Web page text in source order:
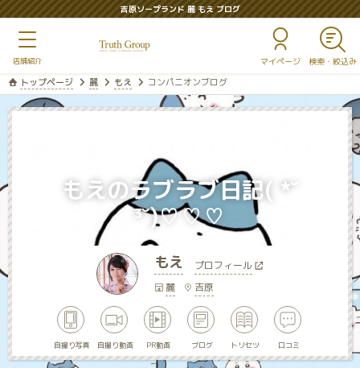
吉原ソープランド 麗 もえ ブログ
マイページ
トップページ 麗 もえ コンパニオンブログ
もえ
プロフィール
麗
吉原
自撮り写真 自撮り動画 PR動画 ブログ トリセツ 口コミ
もえのラブラブ日記( *˘
³˘)♡♡♡